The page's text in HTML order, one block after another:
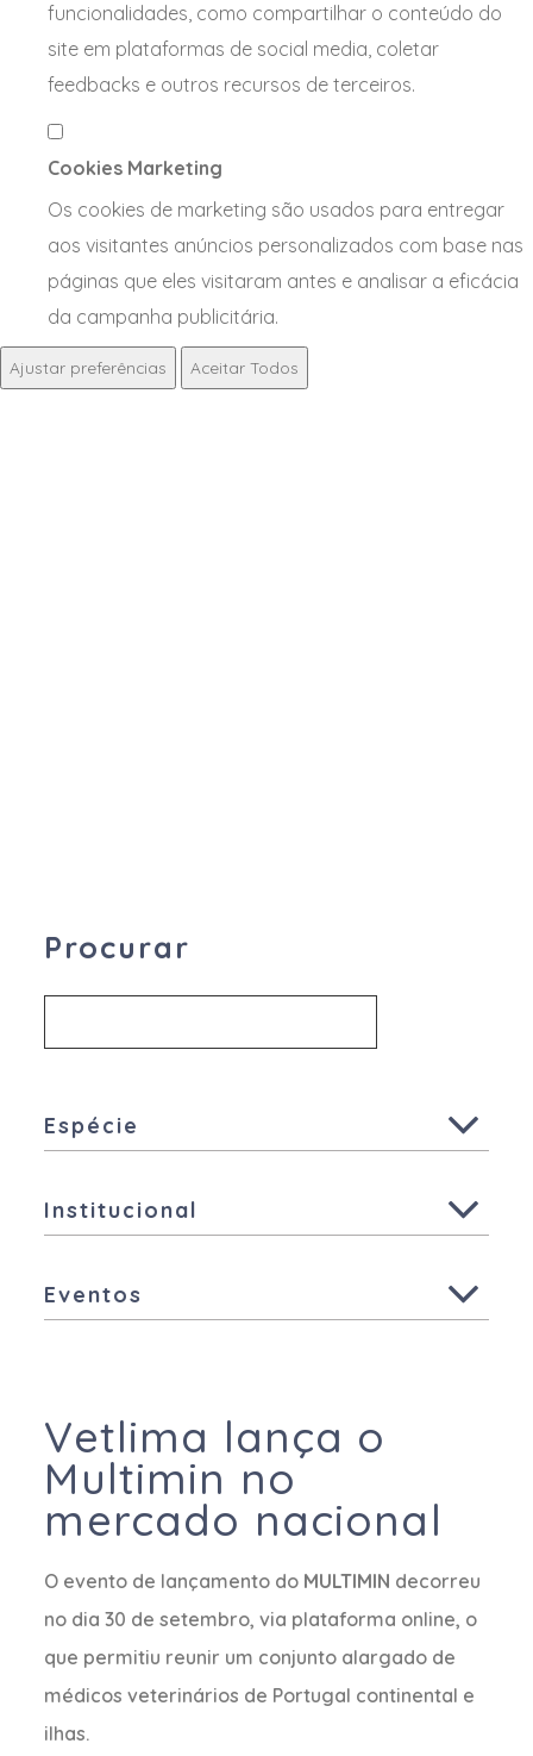
funcionalidades, como compartilhar o conteúdo do
site em plataformas de social media, coletar
feedbacks e outros recursos de terceiros.
Cookies Marketing
Os cookies de marketing são usados para entregar
aos visitantes anúncios personalizados com base nas
páginas que eles visitaram antes e analisar a eficácia
da campanha publicitária.
Ajustar preferências Aceitar Todos
Procurar
Espécie
Ruminantes
Suínos
Institucional
Eventos
Vetlima lança o
Multimin no
mercado nacional
O evento de lançamento do MULTIMIN decorreu
no dia 30 de setembro, via plataforma online, o
que permitiu reunir um conjunto alargado de
médicos veterinários de Portugal continental e
ilhas.